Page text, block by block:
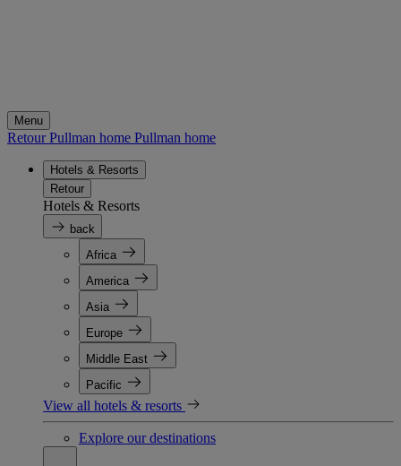
Menu
Retour Pullman home Pullman home
Hotels & Resorts
Retour
Hotels & Resorts
back
Africa
America
Asia
Europe
Middle East
Pacific
View all hotels & resorts
Explore our destinations